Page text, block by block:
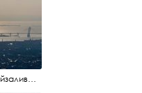
#финскийзалив #маркизовалужа #нева